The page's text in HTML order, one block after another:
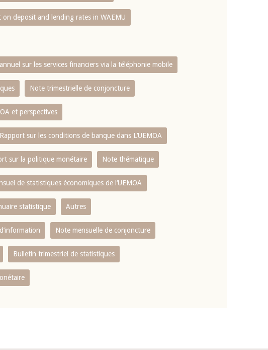
on deposit and lending rates in WAEMU
sur les services financiers via la téléphonie mobile
Note trimestrielle de conjoncture
et perspectives
Rapport sur les conditions de banque dans L‘UEMOA
sur la politique monétaire Note thématique
de statistiques économiques de l‘UEMOA
statistique Autres
Note mensuelle de conjoncture
Bulletin trimestriel de statistiques